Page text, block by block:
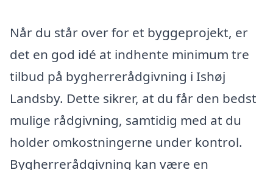
Når du står over for et byggeprojekt, er
det en god idé at indhente minimum tre
tilbud på bygherrerådgivning i Ishøj
Landsby. Dette sikrer, at du får den bedst
mulige rådgivning, samtidig med at du
holder omkostningerne under kontrol.
Bygherrerådgivning kan være en